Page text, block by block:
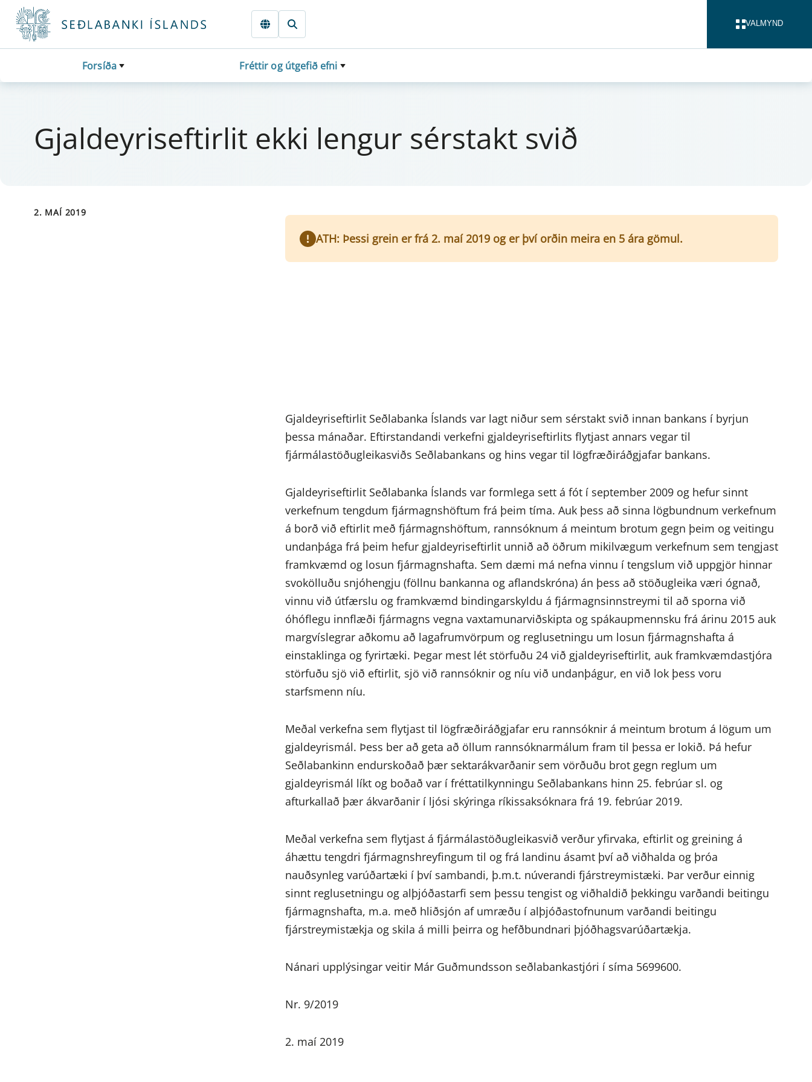
Fara beint í Meginmál
VALMYND
Forsíða Fréttir og útgefið efni
Gjal­dey­ris­eft­i­r­lit ekki leng­ur sér­stakt svið
2. MAÍ 2019
ATH: Þessi grein er frá 2. maí 2019 og er því orðin meira en 5 ára gömul.
Gjaldeyriseftirlit Seðlabanka Íslands var lagt niður sem sérstakt svið innan bankans í byrjun
þessa mánaðar. Eftirstandandi verkefni gjaldeyriseftirlits flytjast annars vegar til
fjármálastöðugleikasviðs Seðlabankans og hins vegar til lögfræðiráðgjafar bankans.
Gjaldeyriseftirlit Seðlabanka Íslands var formlega sett á fót í september 2009 og hefur sinnt
verkefnum tengdum fjármagnshöftum frá þeim tíma. Auk þess að sinna lögbundnum verkefnum
á borð við eftirlit með fjármagnshöftum, rannsóknum á meintum brotum gegn þeim og veitingu
undanþága frá þeim hefur gjaldeyriseftirlit unnið að öðrum mikilvægum verkefnum sem tengjast
framkvæmd og losun fjármagnshafta. Sem dæmi má nefna vinnu í tengslum við uppgjör hinnar
svokölluðu snjóhengju (föllnu bankanna og aflandskróna) án þess að stöðugleika væri ógnað,
vinnu við útfærslu og framkvæmd bindingarskyldu á fjármagnsinnstreymi til að sporna við
óhóflegu innflæði fjármagns vegna vaxtamunarviðskipta og spákaupmennsku frá árinu 2015 auk
margvíslegrar aðkomu að lagafrumvörpum og reglusetningu um losun fjármagnshafta á
einstaklinga og fyrirtæki. Þegar mest lét störfuðu 24 við gjaldeyriseftirlit, auk framkvæmdastjóra
störfuðu sjö við eftirlit, sjö við rannsóknir og níu við undanþágur, en við lok þess voru
starfsmenn níu.
Meðal verkefna sem flytjast til lögfræðiráðgjafar eru rannsóknir á meintum brotum á lögum um
gjaldeyrismál. Þess ber að geta að öllum rannsóknarmálum fram til þessa er lokið. Þá hefur
Seðlabankinn endurskoðað þær sektarákvarðanir sem vörðuðu brot gegn reglum um
gjaldeyrismál líkt og boðað var í fréttatilkynningu Seðlabankans hinn 25. febrúar sl. og
afturkallað þær ákvarðanir í ljósi skýringa ríkissaksóknara frá 19. febrúar 2019.
Meðal verkefna sem flytjast á fjármálastöðugleikasvið verður yfirvaka, eftirlit og greining á
áhættu tengdri fjármagnshreyfingum til og frá landinu ásamt því að viðhalda og þróa
nauðsynleg varúðartæki í því sambandi, þ.m.t. núverandi fjárstreymistæki. Þar verður einnig
sinnt reglusetningu og alþjóðastarfi sem þessu tengist og viðhaldið þekkingu varðandi beitingu
fjármagnshafta, m.a. með hliðsjón af umræðu í alþjóðastofnunum varðandi beitingu
fjárstreymistækja og skila á milli þeirra og hefðbundnari þjóðhagsvarúðartækja.
Nánari upplýsingar veitir Már Guðmundsson seðlabankastjóri í síma 5699600.
Nr. 9/2019
2. maí 2019